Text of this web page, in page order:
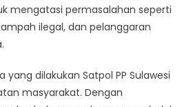
mengatasi permasalahan seperti
ilegal, dan pelanggaran
dilakukan Satpol PP Sulawesi
masyarakat. Dengan